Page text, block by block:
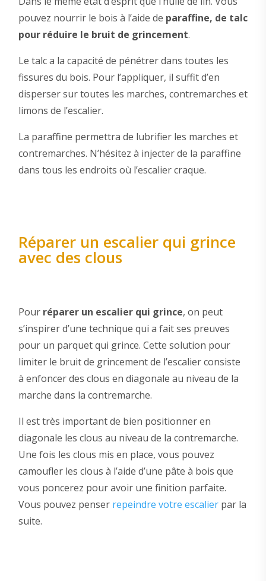
pouvez nourrir le bois à l’aide de paraffine, de talc
pour réduire le bruit de grincement.
Le talc a la capacité de pénétrer dans toutes les
fissures du bois. Pour l’appliquer, il suffit d’en
disperser sur toutes les marches, contremarches et
limons de l’escalier.
La paraffine permettra de lubrifier les marches et
contremarches. N’hésitez à injecter de la paraffine
dans tous les endroits où l’escalier craque.
Réparer un escalier qui grince
avec des clous
Pour réparer un escalier qui grince, on peut
s’inspirer d’une technique qui a fait ses preuves
pour un parquet qui grince. Cette solution pour
limiter le bruit de grincement de l’escalier consiste
à enfoncer des clous en diagonale au niveau de la
marche dans la contremarche.
Il est très important de bien positionner en
diagonale les clous au niveau de la contremarche.
Une fois les clous mis en place, vous pouvez
camoufler les clous à l’aide d’une pâte à bois que
vous poncerez pour avoir une finition parfaite.
Vous pouvez penser repeindre votre escalierpar la
suite.